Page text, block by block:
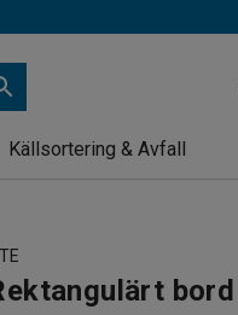
Källsortering & Avfall
bord